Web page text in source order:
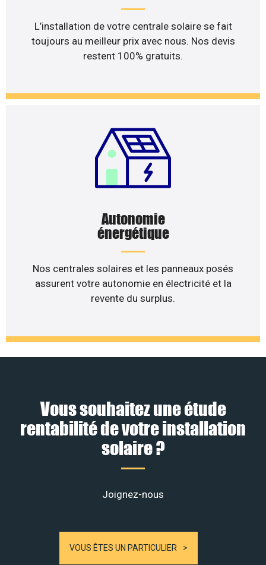
L’installation de votre centrale solaire se fait
toujours au meilleur prix avec nous. Nos devis
restent 100% gratuits.
Autonomie
énergétique
Nos centrales solaires et les panneaux posés
assurent votre autonomie en électricité et la
revente du surplus.
Vous souhaitez une étude
rentabilité de votre installation
solaire ?
Joignez-nous
VOUS ÊTES UN PARTICULIER